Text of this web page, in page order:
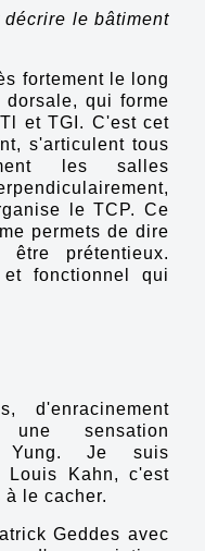
décrire le bâtiment
fortement le long
qui forme
et TGI. C'est cet
s'articulent tous
les salles
le TCP. Ce
permets de dire
être prétentieux.
fonctionnel qui
d'enracinement
sensation
Yung. Je suis
Louis Kahn, c'est
le cacher.
Geddes avec